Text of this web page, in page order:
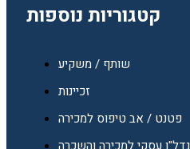
קטגוריות נוספות
שותף / משקיע
זכיינות
פטנט / אב טיפוס למכירה